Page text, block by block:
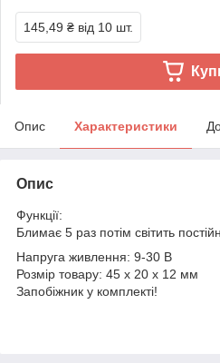
145,49 ₴ від 10 шт.
Опис Характеристики
Опис
Функції:
Блимає 5 раз потім світить
Напруга живлення: 9-30 В
Розмір товару: 45 х 20 х 12 мм
Запобіжник у комплекті!